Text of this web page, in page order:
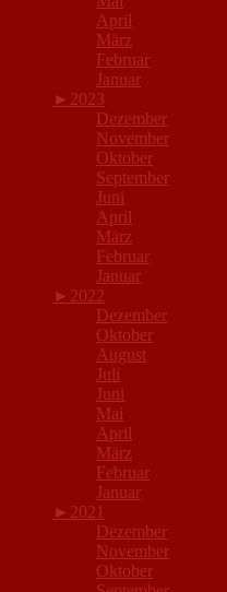
April
März
Februar
Januar
► 2023
Dezember
November
Oktober
September
Juni
April
März
Februar
Januar
► 2022
Dezember
Oktober
August
Juli
Juni
Mai
April
März
Februar
Januar
► 2021
Dezember
November
Oktober